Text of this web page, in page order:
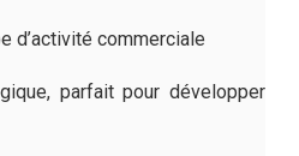
d’activité commerciale
parfait pour développer